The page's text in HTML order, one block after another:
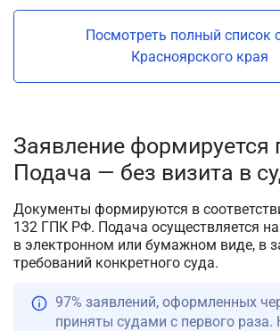
Посмотреть полный список
Красноярского края
Заявление формируется
Подача — без визита в
Документы формируются в
132 ГПК РФ. Подача осуществляется
в электронном или бумажном виде, в
требований конкретного суда.
97% заявлений, оформленных
приняты судами с первого раза.